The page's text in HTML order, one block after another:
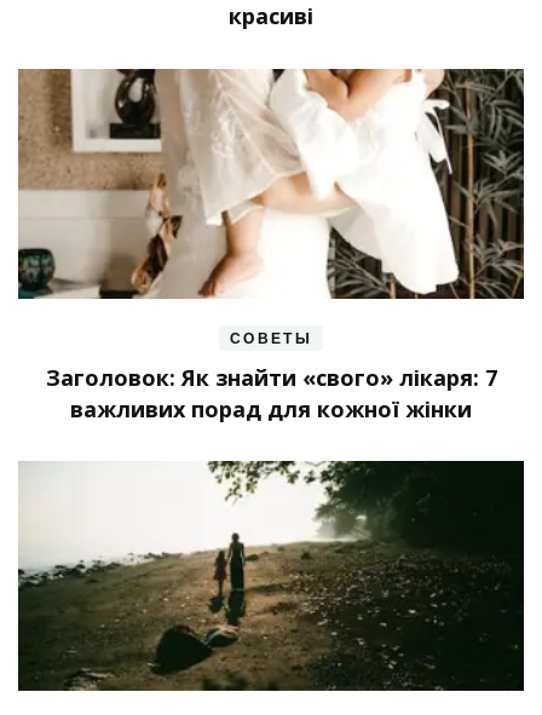
красиві
СОВЕТЫ
Заголовок: Як знайти «свого» лікаря: 7
важливих порад для кожної жінки